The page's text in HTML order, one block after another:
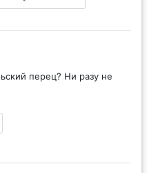
перец? Ни разу не